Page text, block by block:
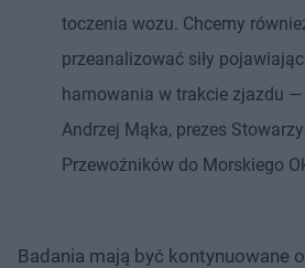
toczenia wozu. Chcemy
przeanalizować siły
hamowania w trakcie zjazdu —
Andrzej Mąka, prezes
Przewoźników do Morskiego
Badania mają być kontynuowane